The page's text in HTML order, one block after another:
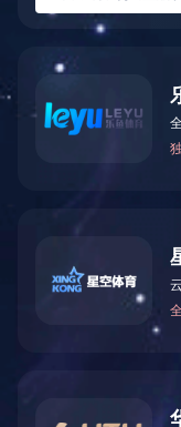
关于公司 组织结构